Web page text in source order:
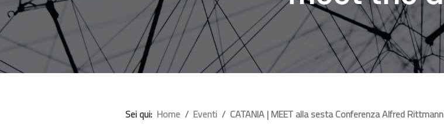
Sei qui: Home Eventi CATANIA | MEET alla sesta Conferenza Alfred Rittmann